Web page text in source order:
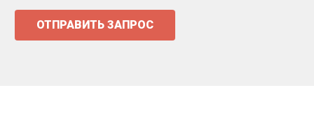
ОТПРАВИТЬ ЗАПРОС